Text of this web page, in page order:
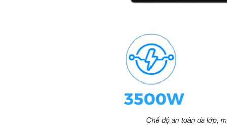
Chế độ an toàn đa lớp,